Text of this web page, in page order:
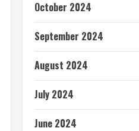
October 2024
September 2024
August 2024
July 2024
June 2024